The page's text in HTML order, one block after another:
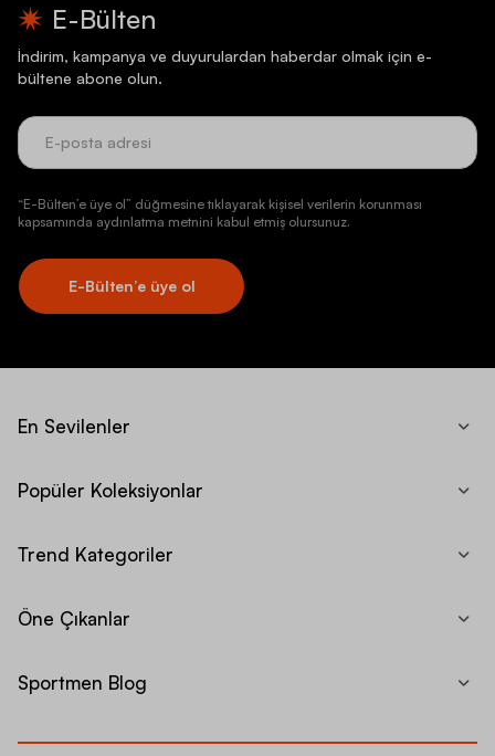
E-Bülten
İndirim, kampanya ve duyurulardan haberdar olmak için e-
bültene abone olun.
“E-Bülten’e üye ol” düğmesine tıklayarak kişisel verilerin korunması
kapsamında aydınlatma metnini kabul etmiş olursunuz.
E-Bülten’e üye ol
En Sevilenler
Popüler Koleksiyonlar
Trend Kategoriler
Öne Çıkanlar
Sportmen Blog